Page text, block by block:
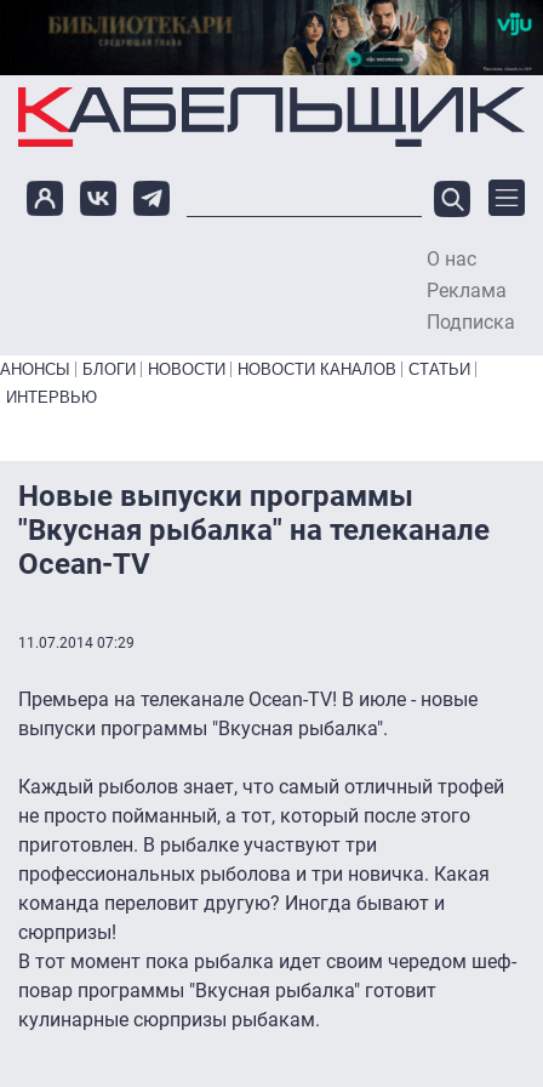
Перейти к основному содержанию
О нас
Реклама
Подписка
Primary links bottom
АНОНСЫ БЛОГИ НОВОСТИ НОВОСТИ КАНАЛОВ
СТАТЬИ
ИНТЕРВЬЮ
Новые выпуски программы
"Вкусная рыбалка" на телеканале
Ocean-TV
11.07.2014 07:29
Премьера на телеканале Ocean-TV! В июле - новые
выпуски программы "Вкусная рыбалка".
Каждый рыболов знает, что самый отличный трофей
не просто пойманный, а тот, который после этого
приготовлен. В рыбалке участвуют три
профессиональных рыболова и три новичка. Какая
команда переловит другую? Иногда бывают и
сюрпризы!
В тот момент пока рыбалка идет своим чередом шеф-
повар программы "Вкусная рыбалка" готовит
кулинарные сюрпризы рыбакам.